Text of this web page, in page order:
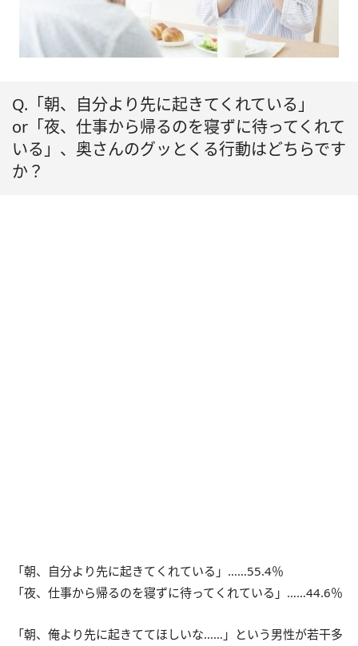
Q.「朝、自分より先に起きてくれている」
or「夜、仕事から帰るのを寝ずに待ってくれて
いる」、奥さんのグッとくる行動はどちらです
か？
「朝、自分より先に起きてくれている」……55.4％
「夜、仕事から帰るのを寝ずに待ってくれている」……44.6％
「朝、俺より先に起きててほしいな……」という男性が若干多